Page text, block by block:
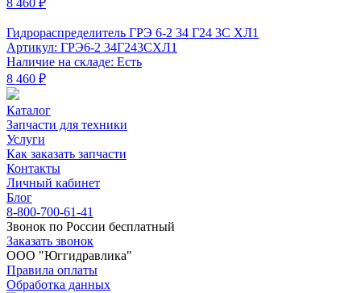
8 460 ₽
Гидрораспределитель ГРЭ 6-2 34 Г24 3С ХЛ1
Артикул: ГРЭ6-2 34Г243СХЛ1
Наличие на складе: Есть
8 460 ₽
Каталог
Запчасти для техники
Услуги
Как заказать запчасти
Контакты
Личный кабинет
Блог
8-800-700-61-41
Звонок по России бесплатный
Заказать звонок
ООО "Юггидравлика"
Правила оплаты
Обработка данных